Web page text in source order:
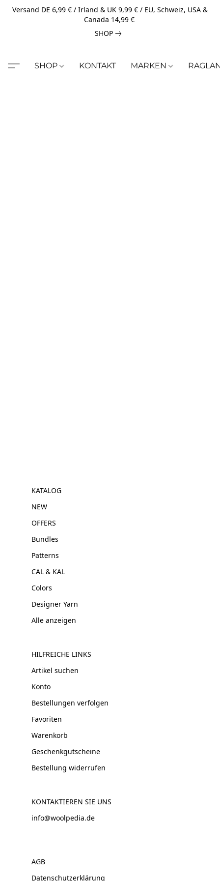
Versand DE 6,99 € / Irland & UK 9,99 € / EU, Schweiz, USA &
Canada 14,99 €
SHOP
SHOP KONTAKT MARKEN
KATALOG
NEW
OFFERS
Bundles
Patterns
CAL & KAL
Colors
Designer Yarn
Alle anzeigen
HILFREICHE LINKS
Artikel suchen
Konto
Bestellungen verfolgen
Favoriten
Warenkorb
Geschenkgutscheine
Bestellung widerrufen
KONTAKTIEREN SIE UNS
info@woolpedia.de
AGB
Datenschutzerklärung